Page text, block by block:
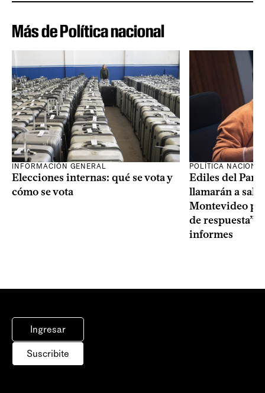
Más de Política nacional
INFORMACIÓN GENERAL
Elecciones internas: qué se vota y
cómo se vota
POLÍTICA
Ediles del
llamarán a sala
Montevideo
de respuesta”
informes
Ingresar
Suscribite